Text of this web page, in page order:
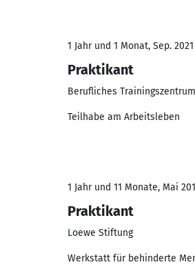
1 Jahr und 1 Monat, Sep.
Praktikant
Berufliches
Teilhabe am Arbeitsleben
1 Jahr und 11 Monate, Mai
Praktikant
Loewe Stiftung
Werkstatt für behinderte